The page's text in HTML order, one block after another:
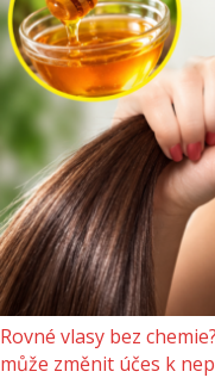
Rovné vlasy bez
může změnit účes k